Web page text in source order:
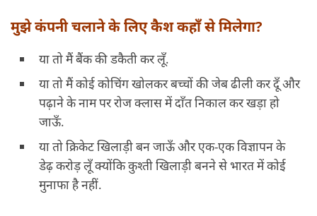
मुझे कंपनी चलाने के लिए कैश कहाँ से मिलेगा?
या तो मैं बैंक की डकैती कर लूँ.
या तो मैं कोई कोचिंग खोलकर बच्चों की जेब ढीली कर दूँ और
पढ़ाने के नाम पर रोज क्लास में दाँत निकाल कर खड़ा हो
जाऊँ.
या तो क्रिकेट खिलाड़ी बन जाऊँ और एक-एक विज्ञापन के
डेढ़ करोड़ लूँ क्योंकि कुश्ती खिलाड़ी बनने से भारत में कोई
मुनाफा है नहीं.